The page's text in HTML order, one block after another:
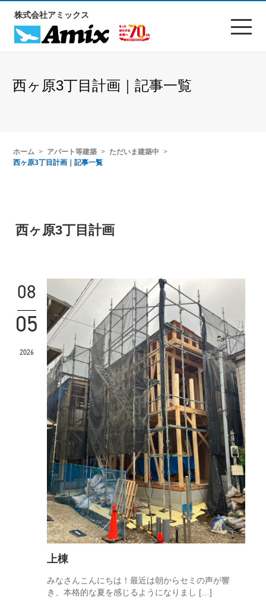
株式会社アミックス
西ヶ原3丁目計画｜記事一覧
ホーム アパート等建築
ただいま建築中
西ヶ原3丁目計画｜記事一覧
西ヶ原3丁目計画
08
05
2026
上棟
みなさんこんにちは！最近は朝からセミの声が響
き、本格的な夏を感じるようになりまし […]